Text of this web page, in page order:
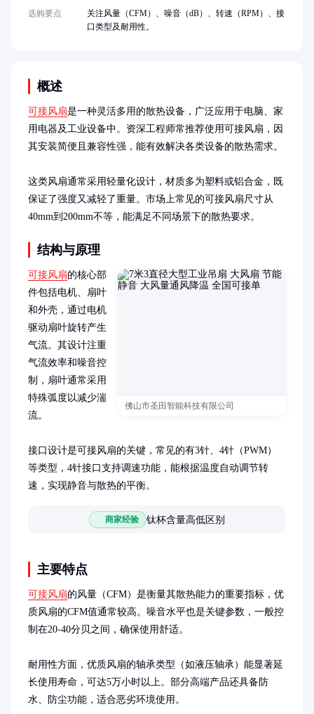
概述
可接风扇是一种灵活多用的散热设备，广泛应用于电脑、家
用电器及工业设备中。资深工程师常推荐使用可接风扇，因
其安装简便且兼容性强，能有效解决各类设备的散热需求。
这类风扇通常采用轻量化设计，材质多为塑料或铝合金，既
保证了强度又减轻了重量。市场上常见的可接风扇尺寸从
40mm到200mm不等，能满足不同场景下的散热要求。
结构与原理
佛山市圣田智能科技有限公司
可接风扇的核心部
件包括电机、扇叶
和外壳，通过电机
驱动扇叶旋转产生
气流。其设计注重
气流效率和噪音控
制，扇叶通常采用
特殊弧度以减少湍
流。
接口设计是可接风扇的关键，常见的有3针、4针（PWM）
等类型，4针接口支持调速功能，能根据温度自动调节转
速，实现静音与散热的平衡。
商家经验 钛杯含量高低区别
主要特点
可接风扇的风量（CFM）是衡量其散热能力的重要指标，优
质风扇的CFM值通常较高。噪音水平也是关键参数，一般控
制在20-40分贝之间，确保使用舒适。
耐用性方面，优质风扇的轴承类型（如液压轴承）能显著延
长使用寿命，可达5万小时以上。部分高端产品还具备防
水、防尘功能，适合恶劣环境使用。
选购要点
关注风量（CFM）、噪音（dB）、转速（RPM）、接
口类型及耐用性。